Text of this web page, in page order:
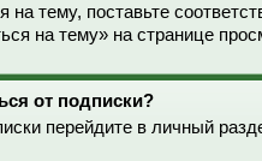
на тему, поставьте
на тему» на странице
от подписки?
перейдите в личный